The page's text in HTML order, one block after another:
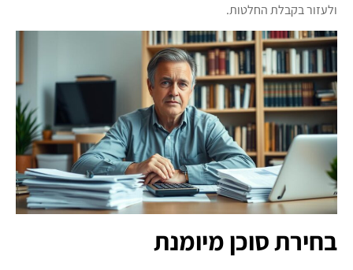
ולעזור בקבלת החלטות.
בחירת סוכן מיומנת